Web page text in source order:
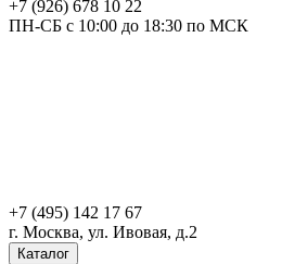
+7 (926) 678 10 22
ПН-СБ с 10:00 до 18:30 по МСК
+7 (495) 142 17 67
г. Москва, ул. Ивовая, д.2
Каталог